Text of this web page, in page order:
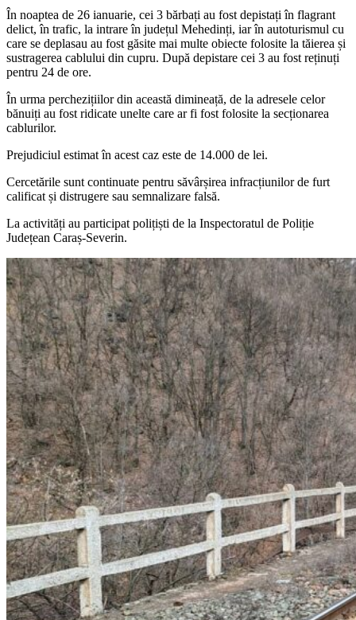
În noaptea de 26 ianuarie, cei 3 bărbați au fost depistați în flagrant
delict, în trafic, la intrare în județul Mehedinți, iar în autoturismul cu
care se deplasau au fost găsite mai multe obiecte folosite la tăierea și
sustragerea cablului din cupru. După depistare cei 3 au fost reținuți
pentru 24 de ore.
În urma perchezițiilor din această dimineață, de la adresele celor
bănuiți au fost ridicate unelte care ar fi fost folosite la secționarea
cablurilor.
Prejudiciul estimat în acest caz este de 14.000 de lei.
Cercetările sunt continuate pentru săvârșirea infracțiunilor de furt
calificat și distrugere sau semnalizare falsă.
La activități au participat polițiști de la Inspectoratul de Poliție
Județean Caraș-Severin.